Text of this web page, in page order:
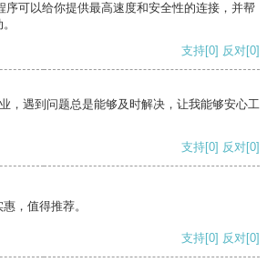
序可以给你提供最高速度和安全性的连接，并帮
支持[0] 反对[0]
，遇到问题总是能够及时解决，让我能够安心工
支持[0] 反对[0]
，值得推荐。
支持[0] 反对[0]